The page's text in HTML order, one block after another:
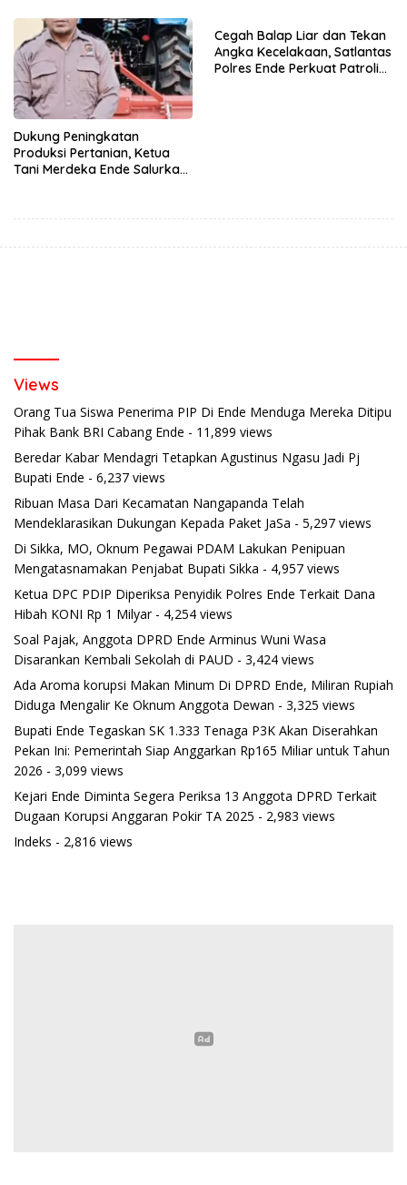
Dukung Peningkatan
Produksi Pertanian, Ketua
Tani Merdeka Ende Salurkan
Cegah Balap Liar dan Tekan
Angka Kecelakaan, Satlantas
Polres Ende Perkuat Patroli
Views
Orang Tua Siswa Penerima PIP Di Ende Menduga Mereka Ditipu
Pihak Bank BRI Cabang Ende - 11,899 views
Beredar Kabar Mendagri Tetapkan Agustinus Ngasu Jadi Pj
Bupati Ende - 6,237 views
Ribuan Masa Dari Kecamatan Nangapanda Telah
Mendeklarasikan Dukungan Kepada Paket JaSa - 5,297 views
Di Sikka, MO, Oknum Pegawai PDAM Lakukan Penipuan
Mengatasnamakan Penjabat Bupati Sikka - 4,957 views
Ketua DPC PDIP Diperiksa Penyidik Polres Ende Terkait Dana
Hibah KONI Rp 1 Milyar- 4,254 views
Soal Pajak, Anggota DPRD Ende Arminus Wuni Wasa
Disarankan Kembali Sekolah di PAUD - 3,424 views
Ada Aroma korupsi Makan Minum Di DPRD Ende, Miliran Rupiah
Diduga Mengalir Ke Oknum Anggota Dewan - 3,325 views
Bupati Ende Tegaskan SK 1.333 Tenaga P3K Akan Diserahkan
Pekan Ini: Pemerintah Siap Anggarkan Rp165 Miliar untuk Tahun
2026 - 3,099 views
Kejari Ende Diminta Segera Periksa 13 Anggota DPRD Terkait
Dugaan Korupsi Anggaran Pokir TA 2025 - 2,983 views
Indeks - 2,816 views